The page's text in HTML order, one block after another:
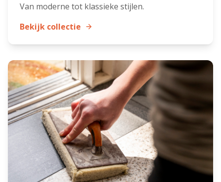
Van moderne tot klassieke stijlen.
Bekijk collectie